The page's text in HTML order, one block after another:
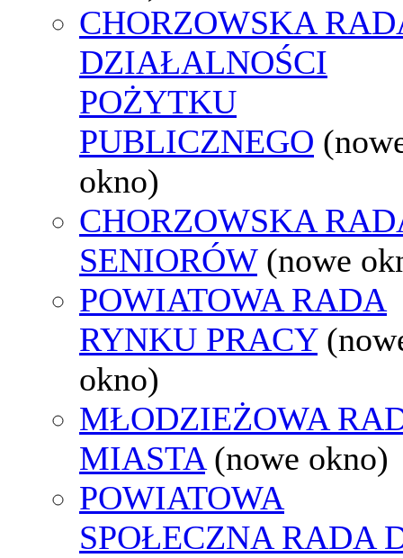
CHORZOWSKA
DZIAŁALNOŚCI
POŻYTKU
PUBLICZNEGO
okno)
CHORZOWSKA
SENIORÓW (nowe
POWIATOWA RADA
RYNKU PRACY
okno)
MŁODZIEŻOWA
MIASTA (nowe okno)
POWIATOWA
SPOŁECZNA RADA